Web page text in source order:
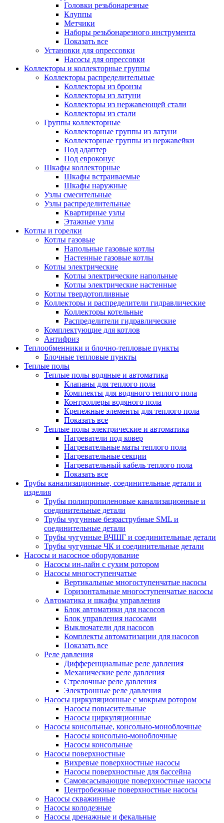
Головки резьбонарезные
Клуппы
Метчики
Наборы резьбонарезного инструмента
Показать все
Установки для опрессовки
Насосы для опрессовки
Коллекторы и коллекторные группы
Коллекторы распределительные
Коллекторы из бронзы
Коллекторы из латуни
Коллекторы из нержавеющей стали
Коллекторы из стали
Группы коллекторные
Коллекторные группы из латуни
Коллекторные группы из нержавейки
Под адаптер
Под евроконус
Шкафы коллекторные
Шкафы встраиваемые
Шкафы наружные
Узлы смесительные
Узлы распределительные
Квартирные узлы
Этажные узлы
Котлы и горелки
Котлы газовые
Напольные газовые котлы
Настенные газовые котлы
Котлы электрические
Котлы электрические напольные
Котлы электрические настенные
Котлы твердотопливные
Коллекторы и распределители гидравлические
Коллекторы котельные
Распределители гидравлические
Комплектующие для котлов
Антифриз
Теплообменники и блочно-тепловые пункты
Блочные тепловые пункты
Теплые полы
Теплые полы водяные и автоматика
Клапаны для теплого пола
Комплекты для водяного теплого пола
Контроллеры водяного пола
Крепежные элементы для теплого пола
Показать все
Теплые полы электрические и автоматика
Нагреватели под ковер
Нагревательные маты теплого пола
Нагревательные секции
Нагревательный кабель теплого пола
Показать все
Трубы канализационные, соединительные детали и
изделия
Трубы полипропиленовые канализационные и
соединительные детали
Трубы чугунные безраструбные SML и
соединительные детали
Трубы чугунные ВЧШГ и соединительные детали
Трубы чугунные ЧК и соединительные детали
Насосы и насосное оборудование
Насосы ин-лайн с сухим ротором
Насосы многоступенчатые
Вертикальные многоступенчатые насосы
Горизонтальные многоступенчатые насосы
Автоматика и шкафы управления
Блок автоматики для насосов
Блок управления насосами
Выключатели для насосов
Комплекты автоматизации для насосов
Показать все
Реле давления
Дифференциальные реле давления
Механические реле давления
Стрелочные реле давления
Электронные реле давления
Насосы циркуляционные с мокрым ротором
Насосы повысительные
Насосы циркуляционные
Насосы консольные, консольно-моноблочные
Насосы консольно-моноблочные
Насосы консольные
Насосы поверхностные
Вихревые поверхностные насосы
Насосы поверхностные для бассейна
Самовсасывающие поверхностные насосы
Центробежные поверхностные насосы
Насосы скважинные
Насосы колодезные
Насосы дренажные и фекальные